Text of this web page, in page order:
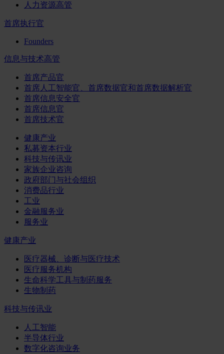
人力资源高管
首席执行官
Founders
信息与技术高管
首席产品官
首席人工智能官、首席数据官和首席数据解析官
首席信息安全官
首席信息官
首席技术官
健康产业
私募资本行业
科技与传讯业
家族企业咨询
政府部门与社会组织
消费品行业
工业
金融服务业
服务业
健康产业
医疗器械、诊断与医疗技术
医疗服务机构
生命科学工具与制药服务
生物制药
科技与传讯业
人工智能
半导体行业
数字化咨询业务